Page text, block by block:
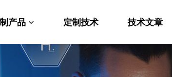
产品
材料定制
定制技术 技术文章